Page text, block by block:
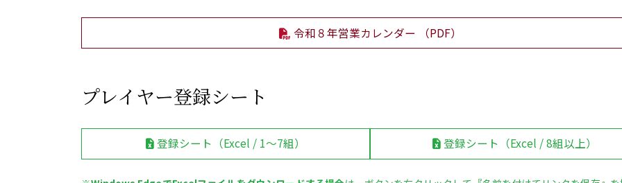
令和８年営業カレンダー （PDF）
プレイヤー登録シート
登録シート（Excel / 1～7組） 登録シート（Excel / 8組以上）